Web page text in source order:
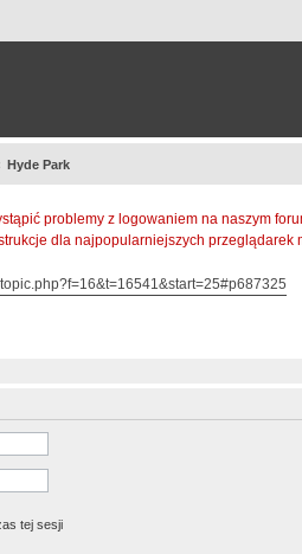
Hyde Park
problemy z logowaniem na naszym
dla najpopularniejszych przeglądarek
tej sesji